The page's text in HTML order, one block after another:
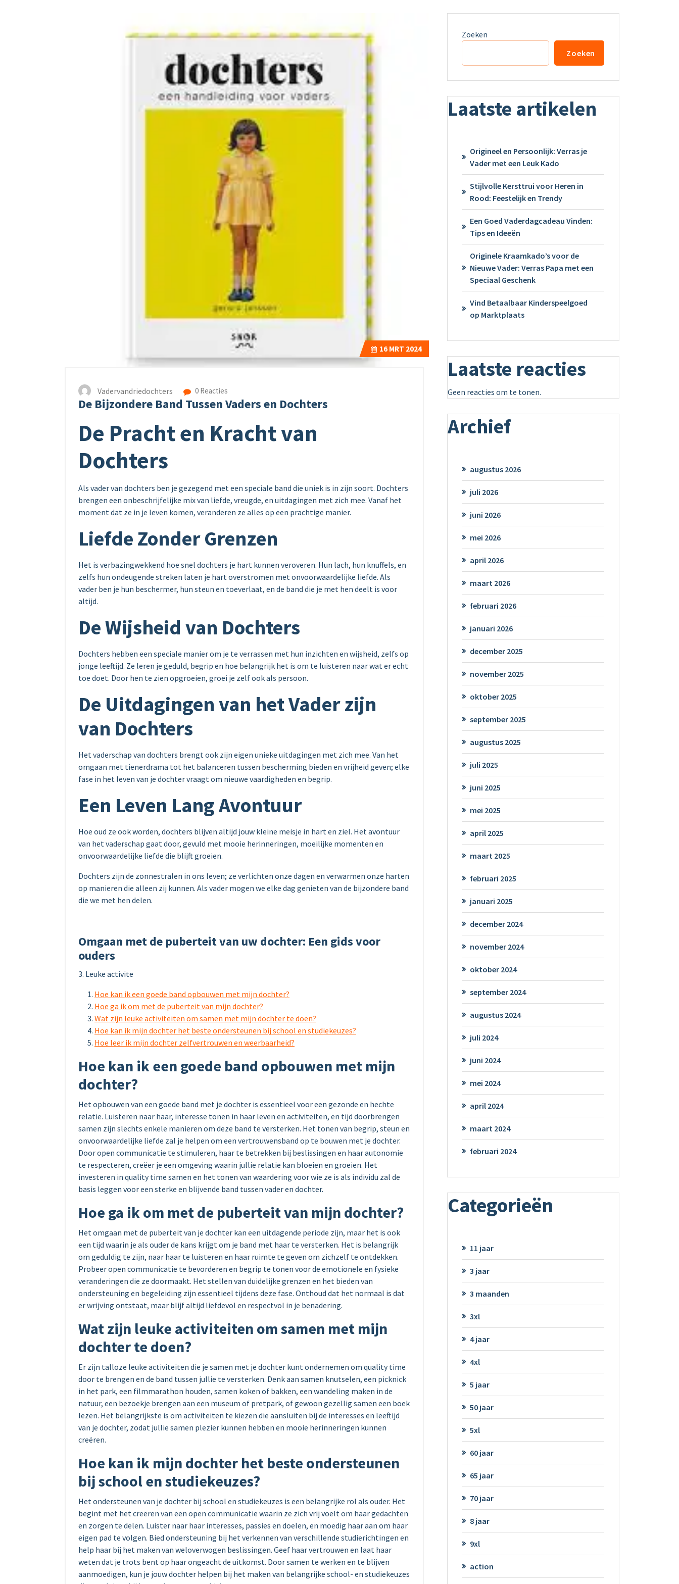
16MRT 2024
Vadervandriedochters 0 Reacties
De Bijzondere Band Tussen Vaders en Dochters
De Pracht en Kracht van
Dochters
Als vader van dochters ben je gezegend met een speciale band die uniek is in zijn soort. Dochters
brengen een onbeschrijfelijke mix van liefde, vreugde, en uitdagingen met zich mee. Vanaf het
moment dat ze in je leven komen, veranderen ze alles op een prachtige manier.
Liefde Zonder Grenzen
Het is verbazingwekkend hoe snel dochters je hart kunnen veroveren. Hun lach, hun knuffels, en
zelfs hun ondeugende streken laten je hart overstromen met onvoorwaardelijke liefde. Als
vader ben je hun beschermer, hun steun en toeverlaat, en de band die je met hen deelt is voor
altijd.
De Wijsheid van Dochters
Dochters hebben een speciale manier om je te verrassen met hun inzichten en wijsheid, zelfs op
jonge leeftijd. Ze leren je geduld, begrip en hoe belangrijk het is om te luisteren naar wat er echt
toe doet. Door hen te zien opgroeien, groei je zelf ook als persoon.
De Uitdagingen van het Vader zijn
van Dochters
Het vaderschap van dochters brengt ook zijn eigen unieke uitdagingen met zich mee. Van het
omgaan met tienerdrama tot het balanceren tussen bescherming bieden en vrijheid geven; elke
fase in het leven van je dochter vraagt om nieuwe vaardigheden en begrip.
Een Leven Lang Avontuur
Hoe oud ze ook worden, dochters blijven altijd jouw kleine meisje in hart en ziel. Het avontuur
van het vaderschap gaat door, gevuld met mooie herinneringen, moeilijke momenten en
onvoorwaardelijke liefde die blijft groeien.
Dochters zijn de zonnestralen in ons leven; ze verlichten onze dagen en verwarmen onze harten
op manieren die alleen zij kunnen. Als vader mogen we elke dag genieten van de bijzondere band
die we met hen delen.
Omgaan met de puberteit van uw dochter: Een gids voor
ouders
3. Leuke activite
Hoe kan ik een goede band opbouwen met mijn dochter?
Hoe ga ik om met de puberteit van mijn dochter?
Wat zijn leuke activiteiten om samen met mijn dochter te doen?
Hoe kan ik mijn dochter het beste ondersteunen bij school en studiekeuzes?
Hoe leer ik mijn dochter zelfvertrouwen en weerbaarheid?
Hoe kan ik een goede band opbouwen met mijn
dochter?
Het opbouwen van een goede band met je dochter is essentieel voor een gezonde en hechte
relatie. Luisteren naar haar, interesse tonen in haar leven en activiteiten, en tijd doorbrengen
samen zijn slechts enkele manieren om deze band te versterken. Het tonen van begrip, steun en
onvoorwaardelijke liefde zal je helpen om een vertrouwensband op te bouwen met je dochter.
Door open communicatie te stimuleren, haar te betrekken bij beslissingen en haar autonomie
te respecteren, creëer je een omgeving waarin jullie relatie kan bloeien en groeien. Het
investeren in quality time samen en het tonen van waardering voor wie ze is als individu zal de
basis leggen voor een sterke en blijvende band tussen vader en dochter.
Hoe ga ik om met de puberteit van mijn dochter?
Het omgaan met de puberteit van je dochter kan een uitdagende periode zijn, maar het is ook
een tijd waarin je als ouder de kans krijgt om je band met haar te versterken. Het is belangrijk
om geduldig te zijn, naar haar te luisteren en haar ruimte te geven om zichzelf te ontdekken.
Probeer open communicatie te bevorderen en begrip te tonen voor de emotionele en fysieke
veranderingen die ze doormaakt. Het stellen van duidelijke grenzen en het bieden van
ondersteuning en begeleiding zijn essentieel tijdens deze fase. Onthoud dat het normaal is dat
er wrijving ontstaat, maar blijf altijd liefdevol en respectvol in je benadering.
Wat zijn leuke activiteiten om samen met mijn
dochter te doen?
Er zijn talloze leuke activiteiten die je samen met je dochter kunt ondernemen om quality time
door te brengen en de band tussen jullie te versterken. Denk aan samen knutselen, een picknick
in het park, een filmmarathon houden, samen koken of bakken, een wandeling maken in de
natuur, een bezoekje brengen aan een museum of pretpark, of gewoon gezellig samen een boek
lezen. Het belangrijkste is om activiteiten te kiezen die aansluiten bij de interesses en leeftijd
van je dochter, zodat jullie samen plezier kunnen hebben en mooie herinneringen kunnen
creëren.
Hoe kan ik mijn dochter het beste ondersteunen
bij school en studiekeuzes?
Het ondersteunen van je dochter bij school en studiekeuzes is een belangrijke rol als ouder. Het
begint met het creëren van een open communicatie waarin ze zich vrij voelt om haar gedachten
en zorgen te delen. Luister naar haar interesses, passies en doelen, en moedig haar aan om haar
eigen pad te volgen. Bied ondersteuning bij het verkennen van verschillende studierichtingen en
help haar bij het maken van weloverwogen beslissingen. Geef haar vertrouwen en laat haar
weten dat je trots bent op haar ongeacht de uitkomst. Door samen te werken en te blijven
aanmoedigen, kun je jouw dochter helpen bij het maken van belangrijke school- en studiekeuzes
Zoeken
Zoeken
Laatste artikelen
Origineel en Persoonlijk: Verras je
Vader met een Leuk Kado
Stijlvolle Kersttrui voor Heren in
Rood: Feestelijk en Trendy
Een Goed Vaderdagcadeau Vinden:
Tips en Ideeën
Originele Kraamkado’s voor de
Nieuwe Vader: Verras Papa met een
Speciaal Geschenk
Vind Betaalbaar Kinderspeelgoed
op Marktplaats
Laatste reacties
Geen reacties om te tonen.
Archief
augustus 2026
juli 2026
juni 2026
mei 2026
april 2026
maart 2026
februari 2026
januari 2026
december 2025
november 2025
oktober 2025
september 2025
augustus 2025
juli 2025
juni 2025
mei 2025
april 2025
maart 2025
februari 2025
januari 2025
december 2024
november 2024
oktober 2024
september 2024
augustus 2024
juli 2024
juni 2024
mei 2024
april 2024
maart 2024
februari 2024
Categorieën
11 jaar
3 jaar
3 maanden
3xl
4 jaar
4xl
5 jaar
50 jaar
5xl
60 jaar
65 jaar
70 jaar
8 jaar
9xl
action